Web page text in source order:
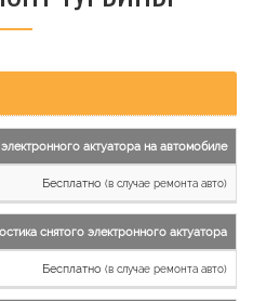
актуатора на автомобиле
Бесплатно (в случае ремонта авто)
снятого электронного актуатора
Бесплатно (в случае ремонта авто)